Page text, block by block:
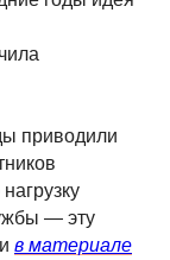
приводили
— эту
в материале